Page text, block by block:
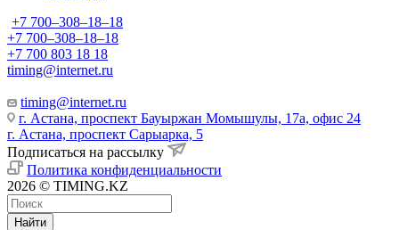
+7 700‒308‒18‒18
+7 700‒308‒18‒18
+7 700 803 18 18
timing@internet.ru
timing@internet.ru
г. Астана, проспект Бауыржан Момышулы, 17а, офис 24
г. Астана, проспект Сарыарка, 5
Подписаться на рассылку
Политика конфиденциальности
2026 © TIMING.KZ
Найти